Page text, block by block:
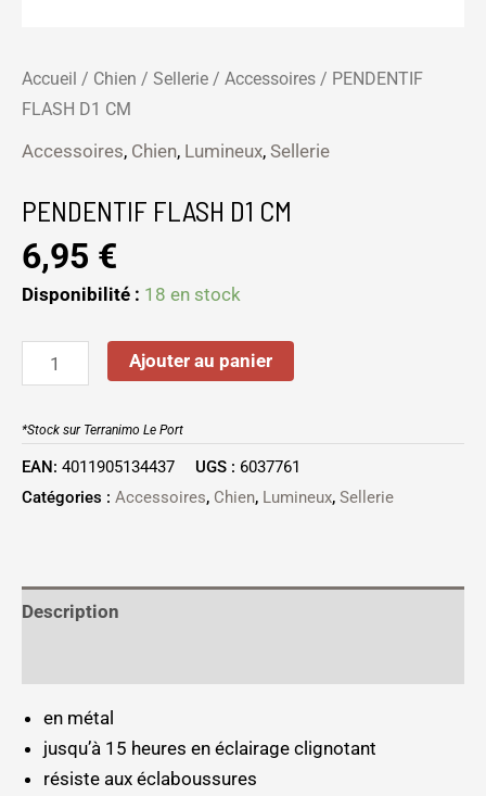
Accueil / Chien / Sellerie / Accessoires / PENDENTIF
FLASH D1 CM
Accessoires, Chien, Lumineux, Sellerie
PENDENTIF FLASH D1 CM
6,95 €
Disponibilité : 18 en stock
Ajouter au panier
*Stock sur Terranimo Le Port
EAN: 4011905134437 UGS : 6037761
Catégories : Accessoires, Chien, Lumineux, Sellerie
Description
en métal
jusqu’à 15 heures en éclairage clignotant
résiste aux éclaboussures